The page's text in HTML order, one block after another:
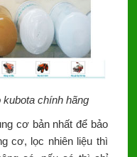
chính hãng
cơ bản nhất để bảo
cơ, lọc nhiên liệu thì